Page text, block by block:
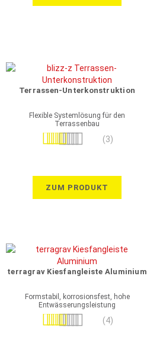
Terrassen-Unterkonstruktion
Flexible Systemlösung für den
Terrassenbau
Bewertung:
(3)
ZUM PRODUKT
terragrav Kiesfangleiste Aluminium
Formstabil, korrosionsfest, hohe
Entwässerungsleistung
Bewertung:
(4)